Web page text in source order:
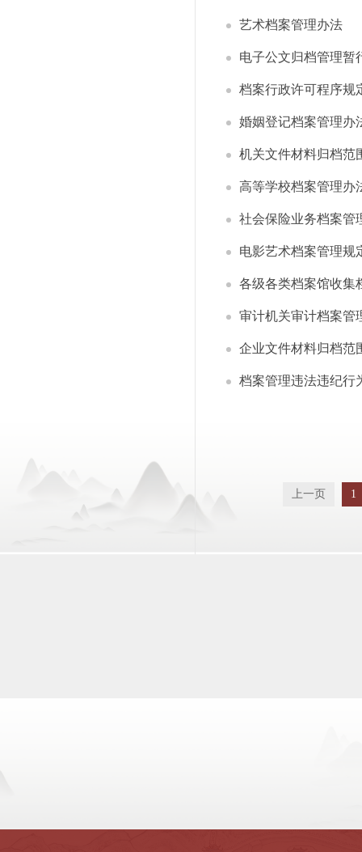
艺术档案管理办法
电子公文归档管理暂
档案行政许可程序规
婚姻登记档案管理办
机关文件材料归档范
高等学校档案管理办
社会保险业务档案管
电影艺术档案管理规
各级各类档案馆收集
审计机关审计档案管
企业文件材料归档范
档案管理违法违纪行
上一页 1